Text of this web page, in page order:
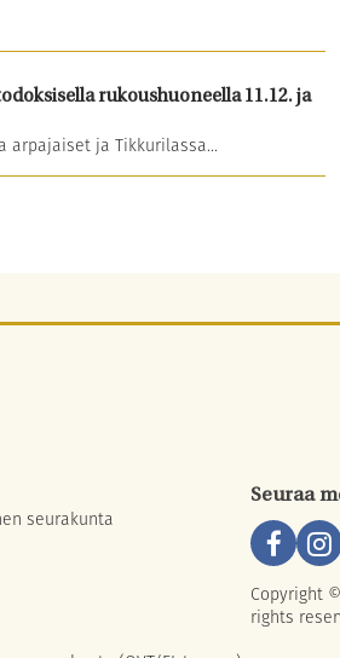
rukoushuoneella 11.12. ja
arpajaiset ja Tikkurilassa...
seurakunta
Seuraa
Copyright
rights